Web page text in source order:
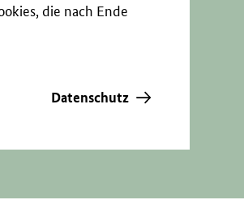
die nach Ende
Datenschutz